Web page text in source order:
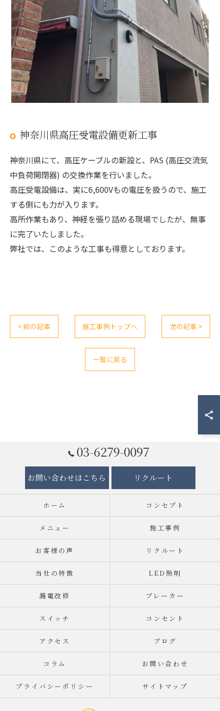
神奈川県高圧受電設備更新工事
神奈川県にて、高圧ケーブルの新設と、PAS (高圧交流気
中負荷開閉器) の交換作業を行いました。
高圧受電設備は、実に6,600Vもの電圧を扱うので、施工
する側にも力が入ります。
高所作業もあり、神経を張り詰める現場でしたが、無事
に完了いたしました。
弊社では、このような工事も得意としております。
< 前の記事 施工事例トップへ 次の記事 >
一覧に戻る
03-6279-0097
お問い合わせはこちら リクルート
ホーム コンセプト
メニュー 施工事例
お客様の声 リクルート
当社の特徴 LED照明
漏電改修 ブレーカー
スイッチ コンセント
アクセス ブログ
コラム お問い合わせ
プライバシーポリシー サイトマップ